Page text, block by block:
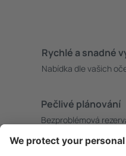
Rychlé a snadné
Nabídka dle vašich
Pečlivé plánování
Bezproblémová